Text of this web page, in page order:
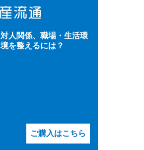
対人関係、職場・生活環
境を整えるには？
ご購入はこちら